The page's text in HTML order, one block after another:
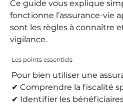
Ce guide vous explique
fonctionne l’assurance-vie
sont les règles à connaître
vigilance.
Les points essentiels
Pour bien utiliser une
✔ Comprendre la fiscalité
✔ Identifier les